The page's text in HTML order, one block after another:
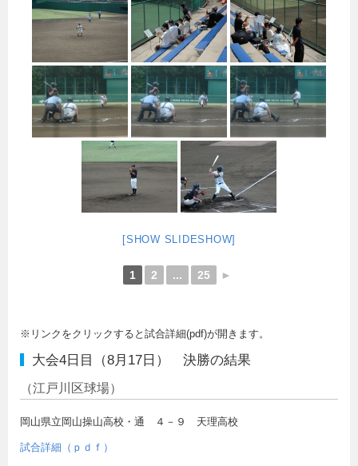
[SHOW SLIDESHOW]
1 2 ... 25 ►
※リンクをクリックすると試合詳細(pdf)が開きます。
大会4日目（8月17日） 決勝の結果
（江戸川区球場）
岡山県立岡山操山高校・通 ４－９ 天理高校
試合詳細（ｐｄｆ）